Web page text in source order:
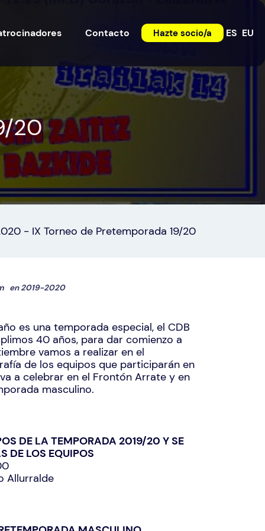
Contacto Hazte socio/a ES EU
20
- IX Torneo de Pretemporada 19/20
en2019-2020
es una temporada especial, el CDB
40 años, para dar comienzo a
vamos a realizar en el
de los equipos que participarán en
a celebrar en el Frontón Arrate y en
masculino.
DE LA TEMPORADA 2019/20 Y SE
DE LOS EQUIPOS
Allurralde